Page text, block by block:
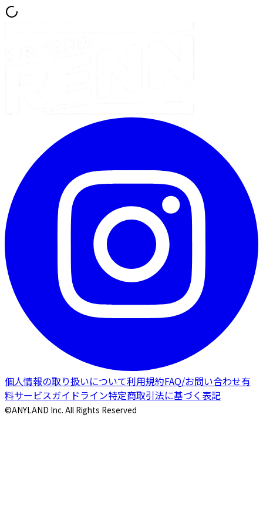
個人情報の取り扱いについて利用規約FAQ/お問い合わせ有
料サービスガイドライン特定商取引法に基づく表記
©ANYLAND Inc. All Rights Reserved